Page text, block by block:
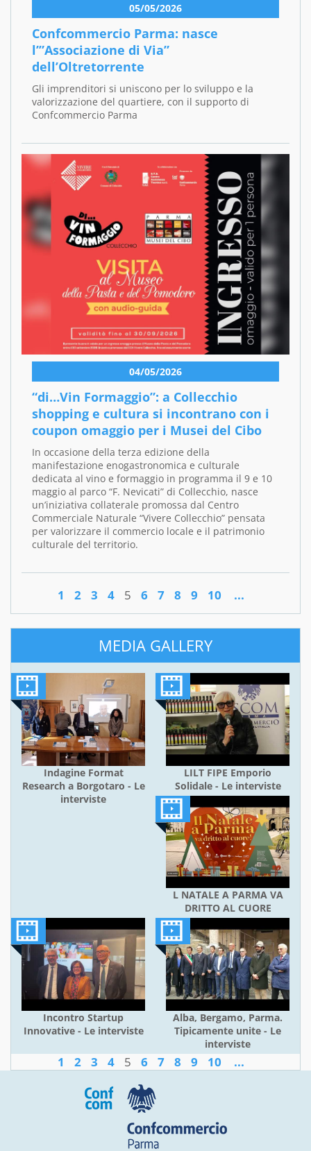
05/05/2026
Confcommercio Parma: nasce
l’”Associazione di Via”
dell’Oltretorrente
Gli imprenditori si uniscono per lo sviluppo e la
valorizzazione del quartiere, con il supporto di
Confcommercio Parma
04/05/2026
“di…Vin Formaggio”: a Collecchio
shopping e cultura si incontrano con i
coupon omaggio per i Musei del Cibo
In occasione della terza edizione della
manifestazione enogastronomica e culturale
dedicata al vino e formaggio in programma il 9 e 10
maggio al parco “F. Nevicati” di Collecchio, nasce
un’iniziativa collaterale promossa dal Centro
Commerciale Naturale “Vivere Collecchio” pensata
per valorizzare il commercio locale e il patrimonio
culturale del territorio.
1 2 3 4 5 6 7 8 9 10 ...
MEDIA GALLERY
Indagine Format
Research a Borgotaro - Le
interviste
LILT FIPE Emporio
Solidale - Le interviste
L NATALE A PARMA VA
DRITTO AL CUORE
Incontro Startup
Innovative - Le interviste
Alba, Bergamo, Parma.
Tipicamente unite - Le
interviste
1 2 3 4 5 6 7 8 9 10 ...